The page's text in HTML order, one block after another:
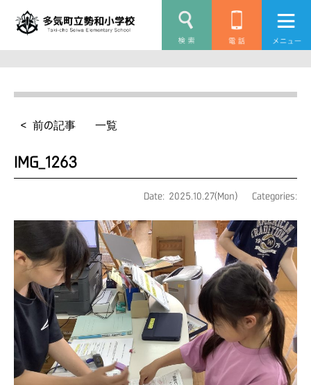
< 前の記事 一覧
IMG_1263
Date: 2025.10.27(Mon) Categories: